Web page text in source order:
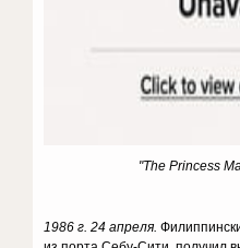
"The Princess
1986 г. 24 апреля.